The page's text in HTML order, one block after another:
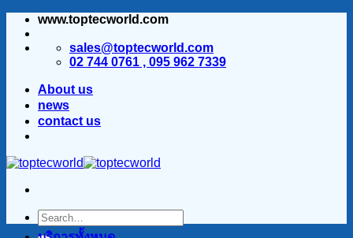
ข้าม
www.toptecworld.com
sales@toptecworld.com
02 744 0761 , 095 962 7339
About us
news
contact us